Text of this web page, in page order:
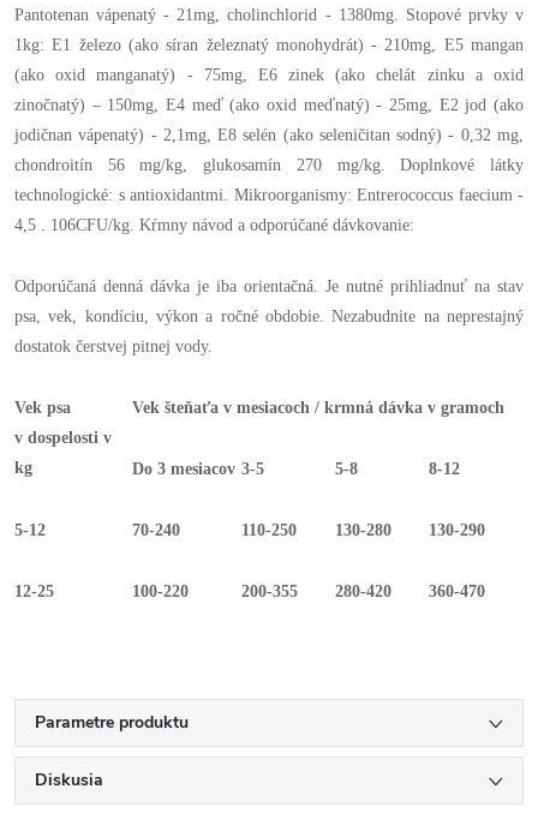
Pantotenan vápenatý - 21mg, cholinchlorid - 1380mg. Stopové prvky v
1kg: E1 železo (ako síran železnatý monohydrát) - 210mg, E5 mangan
(ako oxid manganatý) - 75mg, E6 zinek (ako chelát zinku a oxid
zinočnatý) – 150mg, E4 meď (ako oxid meďnatý) - 25mg, E2 jod (ako
jodičnan vápenatý) - 2,1mg, E8 selén (ako seleničitan sodný) - 0,32 mg,
chondroitín 56 mg/kg, glukosamín 270 mg/kg. Doplnkové látky
technologické: s antioxidantmi. Mikroorganismy: Entrerococcus faecium -
4,5 . 106CFU/kg. Kŕmny návod a odporúčané dávkovanie:
Odporúčaná denná dávka je iba orientačná. Je nutné prihliadnuť na stav
psa, vek, kondíciu, výkon a ročné obdobie. Nezabudnite na neprestajný
dostatok čerstvej pitnej vody.
Vek psa
v dospelosti v
kg
Vek šteňaťa v mesiacoch / krmná dávka v gramoch
Do 3 mesiacov 3-5 5-8 8-12
5-12 70-240 110-250 130-280 130-290
12-25 100-220 200-355 280-420 360-470
Parametre produktu
Diskusia